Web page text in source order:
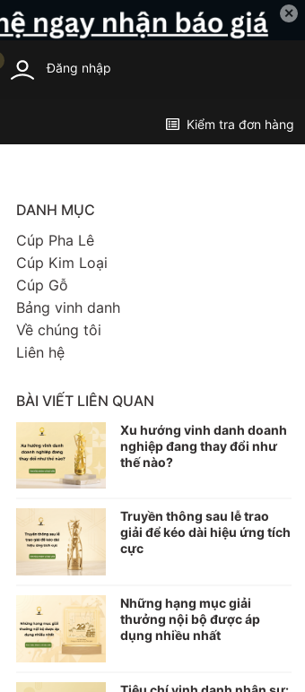
✕
Đăng nhập
Kiểm tra đơn hàng
DANH MỤC
Cúp Pha Lê
Cúp Kim Loại
Cúp Gỗ
Bảng vinh danh
Về chúng tôi
Liên hệ
BÀI VIẾT LIÊN QUAN
Xu hướng vinh danh doanh
nghiệp đang thay đổi như
thế nào?
Truyền thông sau lễ trao
giải để kéo dài hiệu ứng tích
cực
Những hạng mục giải
thưởng nội bộ được áp
dụng nhiều nhất